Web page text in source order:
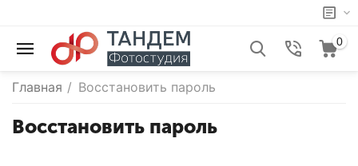
0
Главная / Восстановить пароль
Восстановить пароль